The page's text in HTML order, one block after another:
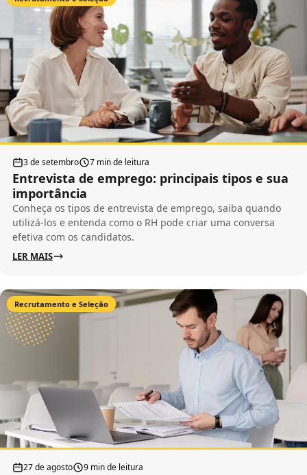
3 de setembro 7 min de leitura
Entrevista de emprego: principais tipos e sua
importância
Conheça os tipos de entrevista de emprego, saiba quando
utilizá-los e entenda como o RH pode criar uma conversa
efetiva com os candidatos.
LER MAIS
Recrutamento e Seleção
27 de agosto 9 min de leitura